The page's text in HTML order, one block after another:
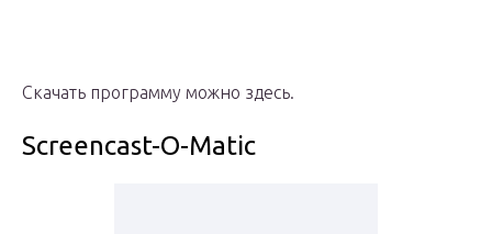
Скачать программу можно здесь.
Screencast-O-Matic